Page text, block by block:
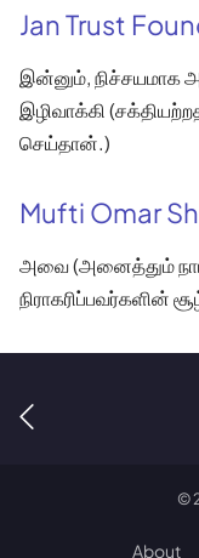
Jan Trust
இன்னும், நிச்சயமாக
இழிவாக்கி
செய்தான்.)
Mufti Omar
அவை (அனைத்தும்
நிராகரிப்பவர்களின்
©
About